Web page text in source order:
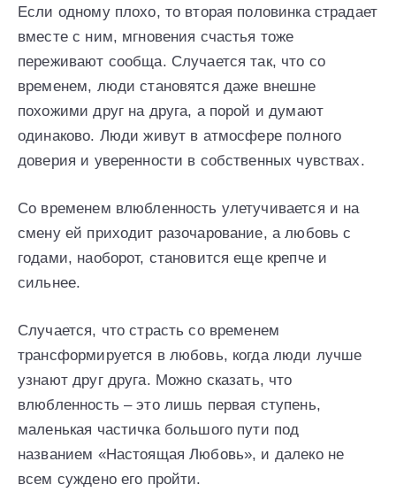
Если одному плохо, то вторая половинка страдает
вместе с ним, мгновения счастья тоже
переживают сообща. Случается так, что со
временем, люди становятся даже внешне
похожими друг на друга, а порой и думают
одинаково. Люди живут в атмосфере полного
доверия и уверенности в собственных чувствах.
Со временем влюбленность улетучивается и на
смену ей приходит разочарование, а любовь с
годами, наоборот, становится еще крепче и
сильнее.
Случается, что страсть со временем
трансформируется в любовь, когда люди лучше
узнают друг друга. Можно сказать, что
влюбленность – это лишь первая ступень,
маленькая частичка большого пути под
названием «Настоящая Любовь», и далеко не
всем суждено его пройти.